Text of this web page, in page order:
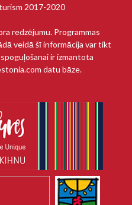
2017-2020
redzējumu. Programmas
veidā šī informācija var tikt
ir izmantota
datu bāze.